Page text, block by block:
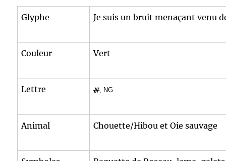
Glyphe Je suis un bruit menaçant venu
Couleur Vert
Lettre ᚍ, NG
Animal Chouette/Hibou et Oie sauvage